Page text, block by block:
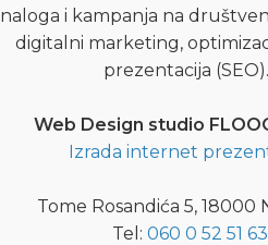
naloga i kampanja na
digitalni marketing,
prezentacija
Web Design studio
Izrada internet
Tome Rosandića 5, 18000
Tel: 060 0 52 51 63